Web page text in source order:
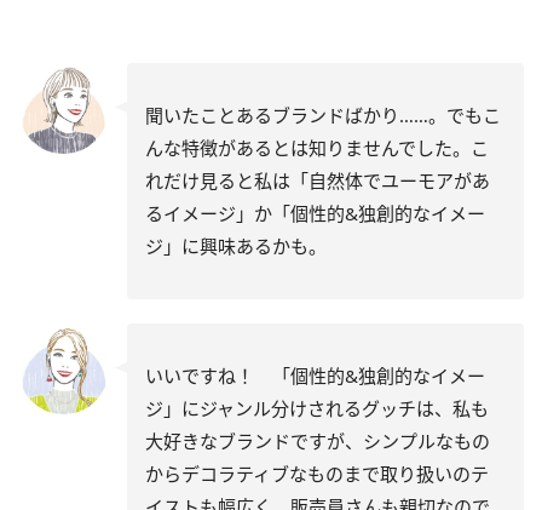
聞いたことあるブランドばかり……。でもこ
んな特徴があるとは知りませんでした。こ
れだけ見ると私は「自然体でユーモアがあ
るイメージ」か「個性的&独創的なイメー
ジ」に興味あるかも。
いいですね！ 「個性的&独創的なイメー
ジ」にジャンル分けされるグッチは、私も
大好きなブランドですが、シンプルなもの
からデコラティブなものまで取り扱いのテ